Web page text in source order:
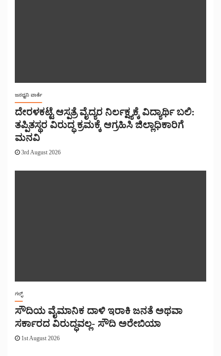
ಜನಧ್ವನಿ ವಾರ್ತೆ
ದೇರಳಕಟ್ಟೆ ಆಸ್ಪತ್ರೆ ವೈದ್ಯರ ನಿರ್ಲಕ್ಷ್ಯಕ್ಕೆ ವಿದ್ಯಾರ್ಥಿ ಬಲಿ:
ತಪ್ಪಿತಸ್ಥರ ವಿರುದ್ಧ ಕ್ರಮಕ್ಕೆ ಆಗ್ರಹಿಸಿ ಜಿಲ್ಲಾಧಿಕಾರಿಗೆ
ಮನವಿ
3rd August 2026
ಗಲ್ಫ್
ಸೌದಿಯ ವೈಮಾನಿಕ ದಾಳಿ ಇರಾಕಿ ಜನತೆ ಅಥವಾ
ಸರ್ಕಾರದ ವಿರುದ್ಧವಲ್ಲ- ಸೌದಿ ಅರೇಬಿಯಾ
1st August 2026